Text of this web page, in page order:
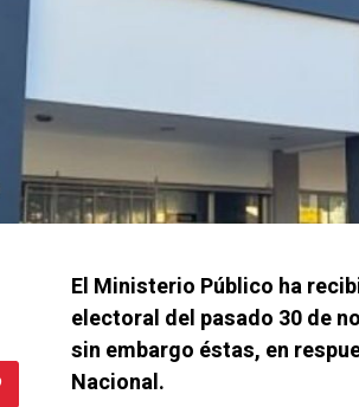
El Ministerio Público ha
electoral del pasado 30 de
sin embargo éstas, en
Nacional.